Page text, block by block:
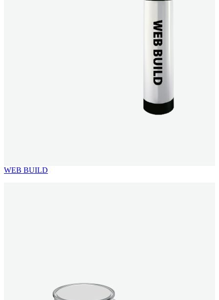
WEB BUILD